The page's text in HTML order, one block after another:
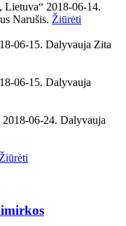
Lietuva“ 2018-06-14.
Narušis. Žiūrėti
06-15. Dalyvauja Zita
06-15. Dalyvauja
06-24. Dalyvauja
Žiūrėti